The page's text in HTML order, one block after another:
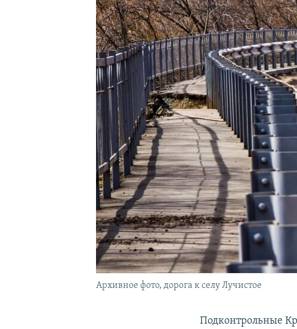
КРЫМ.НЕПОКОРЕННЫЙ
УКРАИНСКАЯ ПРОБЛЕМА КРЫМА
Архивное фото, дорога к селу Лучистое
Подконтрольные